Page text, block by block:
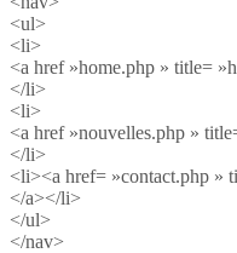
<ul>
<li>
<a href »home.php » title=
</li>
<li>
<a href »nouvelles.php »
</li>
<li><a href= »contact.php »
</a></li>
</ul>
</nav>